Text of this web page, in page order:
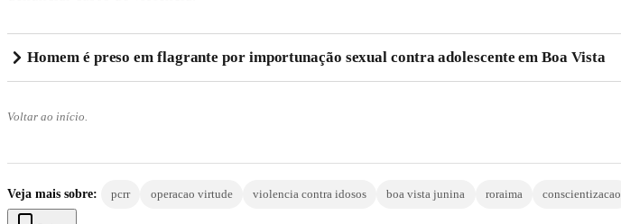
Homem é preso em flagrante por importunação sexual contra adolescente em Boa Vista
Voltar ao início.
Veja mais sobre: pcrr operacao virtude violencia contra idosos boa vista junina roraima conscientizacao